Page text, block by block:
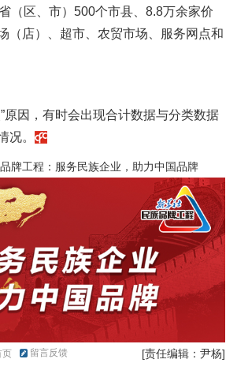
（区、市）500个市县、8.8万余家价
（店）、超市、农贸市场、服务网点和
原因，有时会出现合计数据与分类数据
况。
牌工程：服务民族企业，助力中国品牌
页 留言反馈 [责任编辑：尹杨]